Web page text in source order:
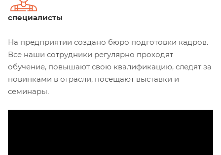
специалисты
На предприятии создано бюро подготовки кадров.
Все наши сотрудники регулярно проходят
обучение, повышают свою квалификацию, следят за
новинками в отрасли, посещают выставки и
семинары.